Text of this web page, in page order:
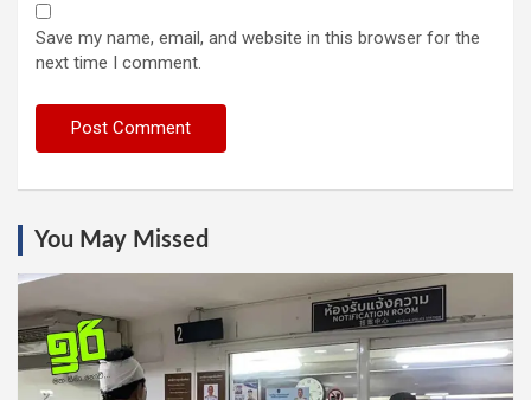
Save my name, email, and website in this browser for the
next time I comment.
You May Missed